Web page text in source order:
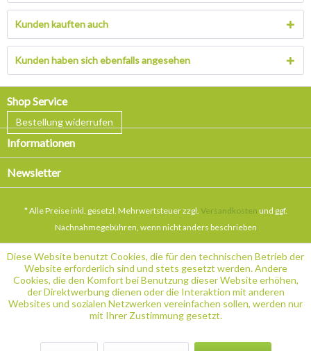
Kunden kauften auch
Kunden haben sich ebenfalls angesehen
Shop Service
Bestellung widerrufen
Informationen
Newsletter
* Alle Preise inkl. gesetzl. Mehrwertsteuer zzgl. Versandkosten und ggf.
Nachnahmegebühren, wenn nicht anders beschrieben
Diese Website benutzt Cookies, die für den technischen Betrieb der
Website erforderlich sind und stets gesetzt werden. Andere
Cookies, die den Komfort bei Benutzung dieser Website erhöhen,
der Direktwerbung dienen oder die Interaktion mit anderen
Websites und sozialen Netzwerken vereinfachen sollen, werden nur
mit Ihrer Zustimmung gesetzt.